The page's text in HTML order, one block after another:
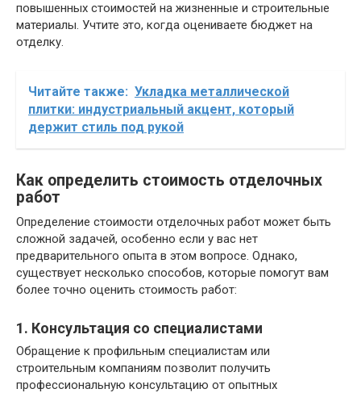
повышенных стоимостей на жизненные и строительные
материалы. Учтите это, когда оцениваете бюджет на
отделку.
Читайте также: Укладка металлической
плитки: индустриальный акцент, который
держит стиль под рукой
Как определить стоимость отделочных
работ
Определение стоимости отделочных работ может быть
сложной задачей, особенно если у вас нет
предварительного опыта в этом вопросе. Однако,
существует несколько способов, которые помогут вам
более точно оценить стоимость работ:
1. Консультация со специалистами
Обращение к профильным специалистам или
строительным компаниям позволит получить
профессиональную консультацию от опытных